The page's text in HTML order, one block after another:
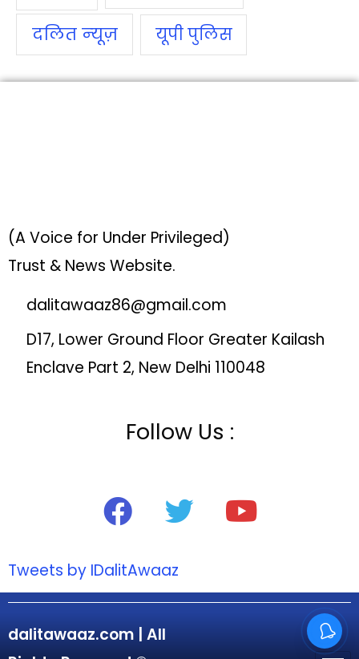
दलित न्‍यूज़ यूपी पुलिस
(A Voice for Under Privileged)
Trust & News Website.
dalitawaaz86@gmail.com
D17, Lower Ground Floor Greater Kailash
Enclave Part 2, New Delhi 110048
Follow Us :
Tweets by IDalitAwaaz
dalitawaaz.com | All